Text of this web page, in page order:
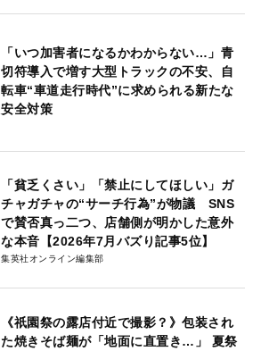
「いつ加害者になるかわからない…」青
切符導入で増す大型トラックの不安、自
転車“車道走行時代”に求められる新たな
安全対策
「貧乏くさい」「禁止にしてほしい」ガ
チャガチャの“サーチ行為”が物議 SNS
で賛否真っ二つ、店舗側が明かした意外
な本音【2026年7月バズり記事5位】
集英社オンライン編集部
《祇園祭の露店付近で撮影？》包装され
た焼きそば麺が「地面に直置き…」 夏祭